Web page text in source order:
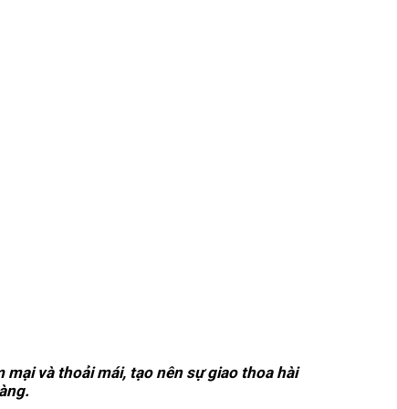
và thoải mái, tạo nên sự giao thoa hài